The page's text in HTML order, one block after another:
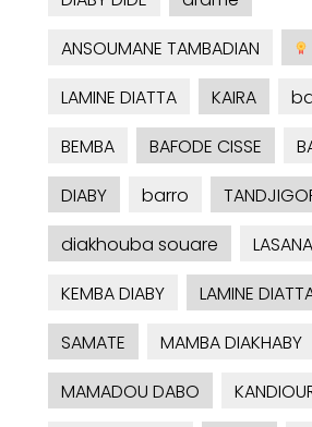
ANSOUMANE TAMBADIAN
LAMINE DIATTA
KAIRA
BEMBA
BAFODE CISSE
DIABY
barro
diakhouba souare
LASANA
KEMBA DIABY
LAMINE
SAMATE
MAMBA DIAKHABY
MAMADOU DABO